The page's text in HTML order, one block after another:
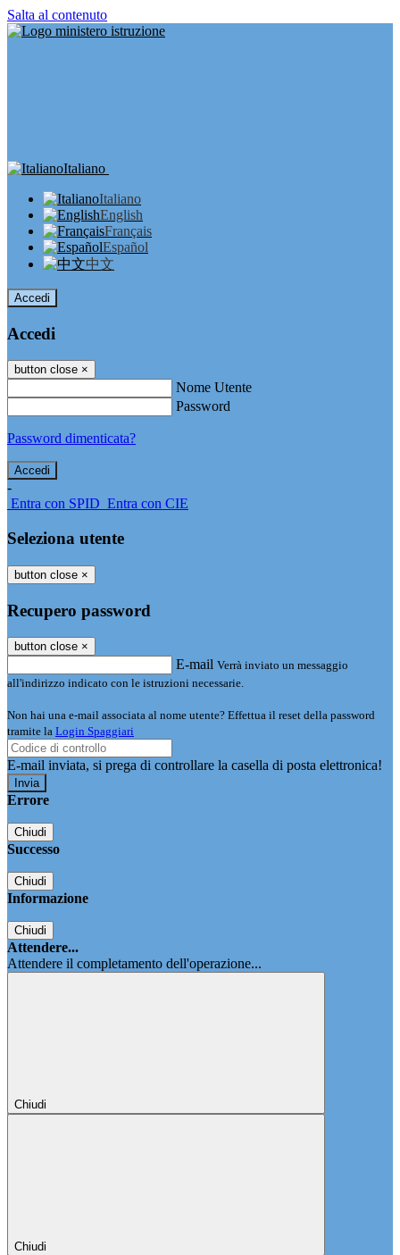
Salta al contenuto
Italiano
Italiano
English
Français
Español
中文
Accedi
Accedi
button close ×
Nome Utente
Password
Password dimenticata?
-
Entra con SPID Entra con CIE
Seleziona utente
button close ×
Recupero password
button close ×
E-mail Verrà inviato un messaggio
all'indirizzo indicato con le istruzioni necessarie.
Non hai una e-mail associata al nome utente? Effettua il reset della password
tramite la Login Spaggiari
E-mail inviata, si prega di controllare la casella di posta elettronica!
Errore
Chiudi
Successo
Chiudi
Informazione
Chiudi
Attendere...
Attendere il completamento dell'operazione...
Chiudi
Chiudi